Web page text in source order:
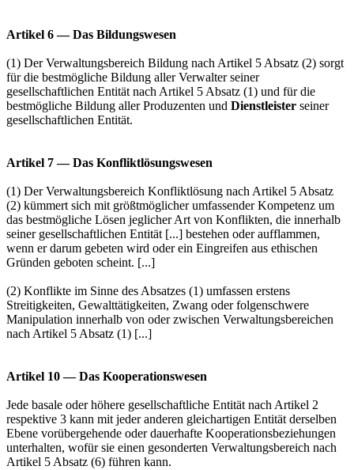
Artikel 6 — Das Bildungswesen
(1) Der Verwaltungsbereich Bildung nach Artikel 5 Absatz (2) sorgt
für die bestmögliche Bildung aller Verwalter seiner
gesellschaftlichen Entität nach Artikel 5 Absatz (1) und für die
bestmögliche Bildung aller Produzenten und Dienstleister seiner
gesellschaftlichen Entität.
Artikel 7 — Das Konfliktlösungswesen
(1) Der Verwaltungsbereich Konfliktlösung nach Artikel 5 Absatz
(2) kümmert sich mit größtmöglicher umfassender Kompetenz um
das bestmögliche Lösen jeglicher Art von Konflikten, die innerhalb
seiner gesellschaftlichen Entität [...] bestehen oder aufflammen,
wenn er darum gebeten wird oder ein Eingreifen aus ethischen
Gründen geboten scheint. [...]
(2) Konflikte im Sinne des Absatzes (1) umfassen erstens
Streitigkeiten, Gewalttätigkeiten, Zwang oder folgenschwere
Manipulation innerhalb von oder zwischen Verwaltungsbereichen
nach Artikel 5 Absatz (1) [...]
Artikel 10 — Das Kooperationswesen
Jede basale oder höhere gesellschaftliche Entität nach Artikel 2
respektive 3 kann mit jeder anderen gleichartigen Entität derselben
Ebene vorübergehende oder dauerhafte Kooperationsbeziehungen
unterhalten, wofür sie einen gesonderten Verwaltungsbereich nach
Artikel 5 Absatz (6) führen kann.